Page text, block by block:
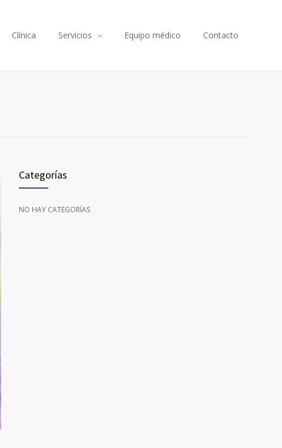
Clínica Servicios Equipo médico Contacto
Categorías
NO HAY CATEGORÍAS